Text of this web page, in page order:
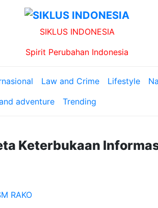
SIKLUS INDONESIA
Spirit Perubahan Indonesia
Law and Crime Lifestyle
adventure Trending
Keterbukaan
RAKO